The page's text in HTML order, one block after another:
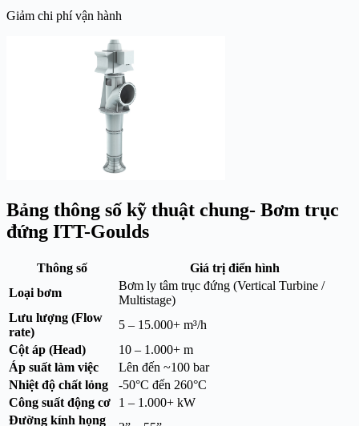
Giảm chi phí vận hành
Bảng thông số kỹ thuật chung- Bơm trục
đứng ITT-Goulds
Thông số
Giá trị điển hình
Loại bơm
Bơm ly tâm trục đứng (Vertical Turbine /
Multistage)
Lưu lượng (Flow
rate)
5 – 15.000+ m³/h
Cột áp (Head)
10 – 1.000+ m
Áp suất làm việc
Lên đến ~100 bar
Nhiệt độ chất lỏng
-50°C đến 260°C
Công suất động cơ
1 – 1.000+ kW
Đường kính họng